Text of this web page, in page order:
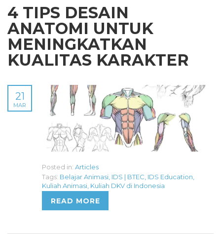
4 TIPS DESAIN
ANATOMI UNTUK
MENINGKATKAN
KUALITAS KARAKTER
21
MAR
Posted in: Articles
Tags: Belajar Animasi, IDS | BTEC, IDS Education,
Kuliah Animasi, Kuliah DKV di Indonesia
READ MORE